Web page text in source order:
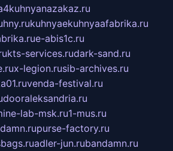
kuhnyaekuhnyaafabrika.ru
e-abis1c.ru
kts-services.rudark-sand.ru
x-legion.rusib-archives.ru
venda-festival.ru
dooraleksandria.ru
lab-msk.ru1-mus.ru
purse-factory.ru
adler-jun.rubandamn.ru